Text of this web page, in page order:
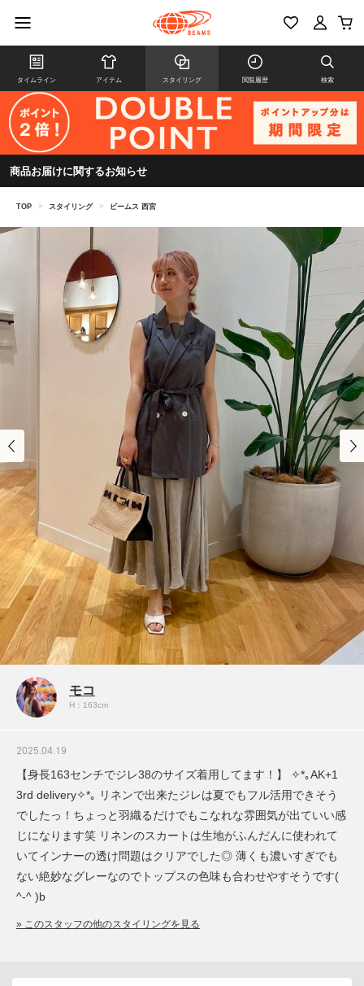
タイムライン アイテム スタイリング 閲覧履歴 検索
商品お届けに関するお知らせ
TOP > スタイリング > ビームス 西宮
モコ
H：163cm
2025.04.19
【身長163センチでジレ38のサイズ着用してます！】 ✧*｡AK+1
3rd delivery✧*｡ リネンで出来たジレは夏でもフル活用できそう
でしたっ！ちょっと羽織るだけでもこなれな雰囲気が出ていい感
じになります笑 リネンのスカートは生地がふんだんに使われて
いてインナーの透け問題はクリアでした◎ 薄くも濃いすぎでも
ない絶妙なグレーなのでトップスの色味も合わせやすそうです(
^-^ )b
» このスタッフの他のスタイリングを見る